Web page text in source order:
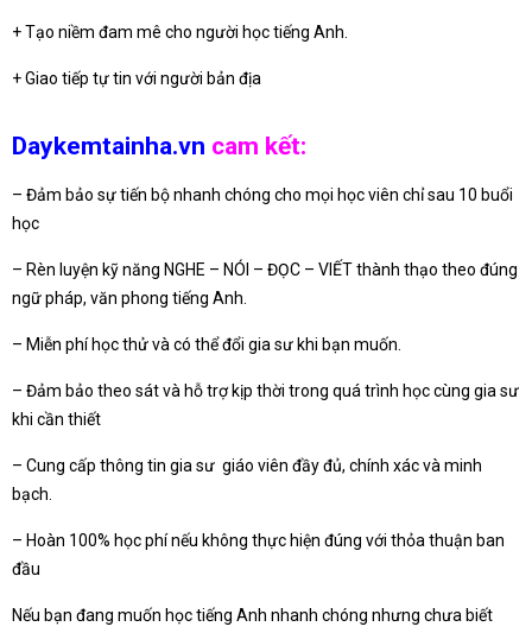
+ Tạo niềm đam mê cho người học tiếng Anh.
+ Giao tiếp tự tin với người bản địa
Daykemtainha.vn cam kết:
– Đảm bảo sự tiến bộ nhanh chóng cho mọi học viên chỉ sau 10 buổi
học
– Rèn luyện kỹ năng NGHE – NÓI – ĐỌC – VIẾT thành thạo theo đúng
ngữ pháp, văn phong tiếng Anh.
– Miễn phí học thử và có thể đổi gia sư khi bạn muốn.
– Đảm bảo theo sát và hỗ trợ kịp thời trong quá trình học cùng gia sư
khi cần thiết
– Cung cấp thông tin gia sư giáo viên đầy đủ, chính xác và minh
bạch.
– Hoàn 100% học phí nếu không thực hiện đúng với thỏa thuận ban
đầu
Nếu bạn đang muốn học tiếng Anh nhanh chóng nhưng chưa biết